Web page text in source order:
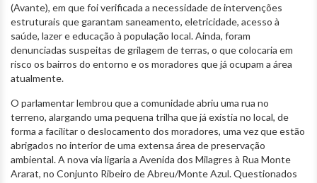
(Avante), em que foi verificada a necessidade de intervenções
estruturais que garantam saneamento, eletricidade, acesso à
saúde, lazer e educação à população local. Ainda, foram
denunciadas suspeitas de grilagem de terras, o que colocaria em
risco os bairros do entorno e os moradores que já ocupam a área
atualmente.
O parlamentar lembrou que a comunidade abriu uma rua no
terreno, alargando uma pequena trilha que já existia no local, de
forma a facilitar o deslocamento dos moradores, uma vez que estão
abrigados no interior de uma extensa área de preservação
ambiental. A nova via ligaria a Avenida dos Milagres à Rua Monte
Ararat, no Conjunto Ribeiro de Abreu/Monte Azul. Questionados